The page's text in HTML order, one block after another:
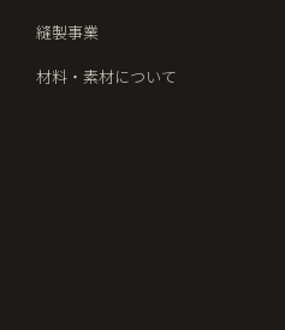
縫製事業
材料・素材について